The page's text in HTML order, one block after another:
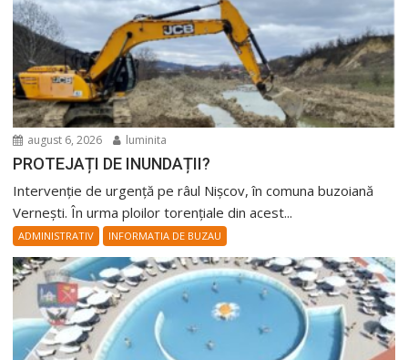
august 6, 2026 luminita
PROTEJAȚI DE INUNDAȚII?
Intervenție de urgență pe râul Nișcov, în comuna buzoiană
Vernești. În urma ploilor torențiale din acest...
ADMINISTRATIV INFORMATIA DE BUZAU